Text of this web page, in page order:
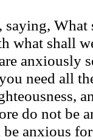
What
what shall
anxiously
need all
do not be
anxious